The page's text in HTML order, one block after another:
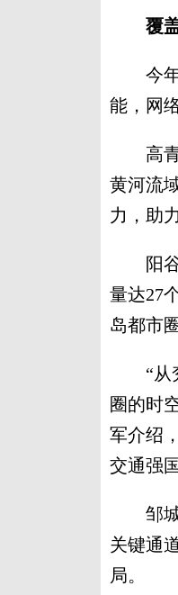
覆
今年
能，网
高青
黄河流
力，助
阳谷
量达27
岛都市
“从兖
圈的时
军介绍
交通强
邹城
关键通
局。